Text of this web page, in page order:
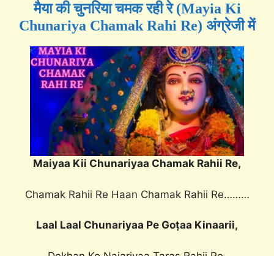
मैया की चुनरिया चमक रही रे (Mayia Ki
Chunariya Chamak Rahi Re) अंग्रेजी में
Maiyaa Kii Chunariyaa Chamak Rahii Re,
Chamak Rahii Re Haan Chamak Rahii Re………
Laal Laal Chunariyaa Pe Goṭaa Kinaarii,